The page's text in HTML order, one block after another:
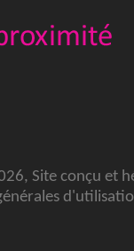
Site conçu et